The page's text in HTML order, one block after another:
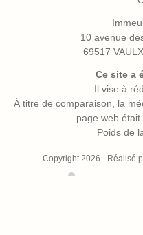
10 avenue
69517
Ce site a
Il vise à
À titre de comparaison, la
page web était
Poids de
Copyright 2026 - Réalisé